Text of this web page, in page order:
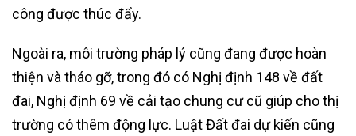
công được thúc đẩy.
Ngoài ra, môi trường pháp lý cũng đang được hoàn
thiện và tháo gỡ, trong đó có Nghị định 148 về đất
đai, Nghị định 69 về cải tạo chung cư cũ giúp cho thị
trường có thêm động lực. Luật Đất đai dự kiến cũng